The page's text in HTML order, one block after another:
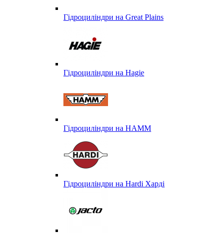
Гідроциліндри на Great Plains
Гідроциліндри на Hagie
Гідроциліндри на HAMM
Гідроциліндри на Hardi Харді